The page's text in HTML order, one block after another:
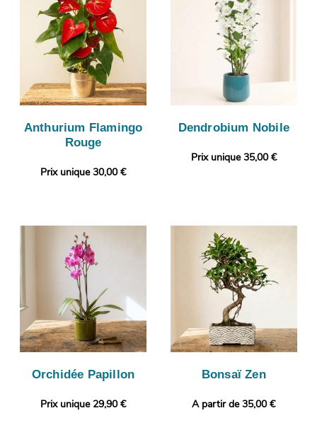
Anthurium Flamingo
Rouge
Prix unique 30,00 €
Dendrobium Nobile
Prix unique 35,00 €
Orchidée Papillon
Prix unique 29,90 €
Bonsaï Zen
A partir de 35,00 €